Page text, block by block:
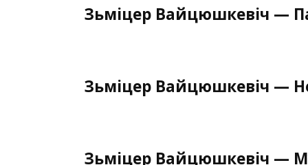
Зьміцер Вайцюшкевіч —
Зьміцер Вайцюшкевіч —
Зьміцер Вайцюшкевіч —